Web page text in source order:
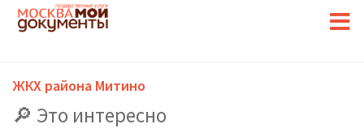
ЖКХ района Митино
Это интересно